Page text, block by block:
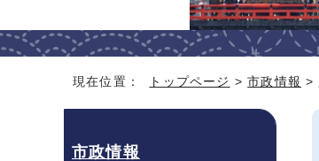
現在位置： トップページ >市政情報 >
市政情報